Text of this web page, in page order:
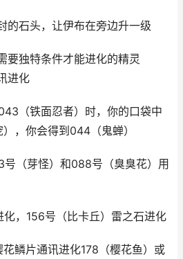
的石头，让伊布在旁边升一级
要独特条件才能进化的精灵
进化
（铁面忍者）时，你的口袋中
，你会得到044（鬼蝉）
（芽怪）和088号（臭臭花）用
，156号（比卡丘）雷之石进化
鳞片通讯进化178（樱花鱼）或